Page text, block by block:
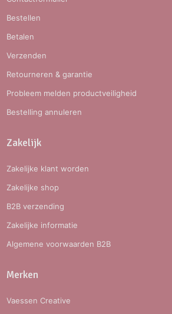
Bestellen
Betalen
Verzenden
Retourneren & garantie
Probleem melden productveiligheid
Bestelling annuleren
Zakelijk
Zakelijke klant worden
Zakelijke shop
B2B verzending
Zakelijke informatie
Algemene voorwaarden B2B
Merken
Vaessen Creative